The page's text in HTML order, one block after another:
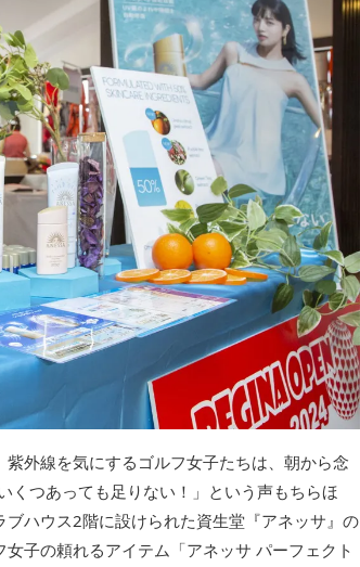
外線を気にするゴルフ女子たちは、朝から念
くつあっても足りない！」という声もちらほ
ハウス2階に設けられた資生堂『アネッサ』の
子の頼れるアイテム「アネッサ パーフェクト